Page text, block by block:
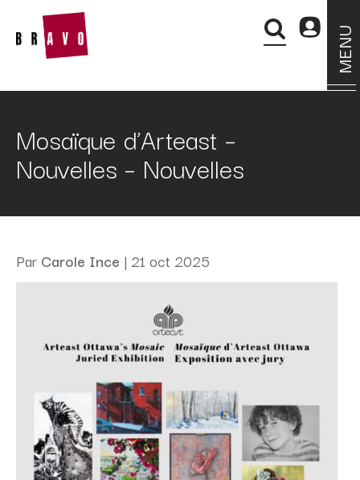
MENU
Mosaïque d’Arteast –
Nouvelles – Nouvelles
Par Carole Ince | 21 oct 2025